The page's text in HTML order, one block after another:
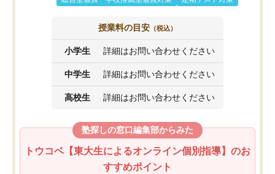
授業料の目安 （税込）
小学生 詳細はお問い合わせください
中学生 詳細はお問い合わせください
高校生 詳細はお問い合わせください
塾探しの窓口編集部からみた
トウコベ【東大生によるオンライン個別指導】のお
すすめポイント